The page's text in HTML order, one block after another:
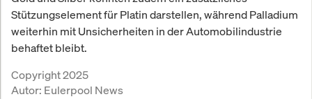
Stützungselement für Platin darstellen, während Palladium
weiterhin mit Unsicherheiten in der Automobilindustrie
behaftet bleibt.
Copyright 2025
Autor: Eulerpool News